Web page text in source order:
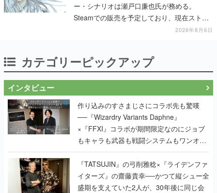
ー・シナリオは瀬戸口廉也氏が務める。
Steamでの販売を予定しており、現在ストア
2026年8月6日
カテゴリーピックアップ
インタビュー
作り込みのすさまじさにコラボ先も驚嘆
──『Wizardry Variants Daphne』
×『FFXI』コラボが期間限定なのにジョブ
もキャラも武器も戦闘システムもワンオフ
で作り込まれた理由を両ディレクターに聞
く
『TATSUJIN』の弓削雅稔×『ライデンファ
イターズ』の齋藤貴幸──かつて縦シュー全
盛期を支えていた2人が、30年後に同じ会